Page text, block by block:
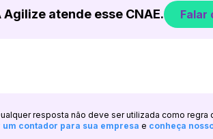
Agilize atende esse CNAE. Falar
resposta não deve ser utilizada como regra
contador para sua empresa e conheça